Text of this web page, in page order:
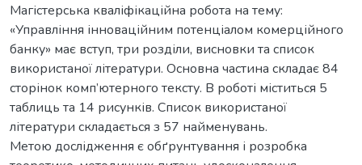
Магістерська кваліфікаційна робота на тему:
«Управління інноваційним потенціалом комерційного
банку» має вступ, три розділи, висновки та список
використаної літератури. Основна частина складає 84
сторінок комп’ютерного тексту. В роботі міститься 5
таблиць та 14 рисунків. Список використаної
літератури складається з 57 найменувань.
Метою дослідження є обґрунтування і розробка